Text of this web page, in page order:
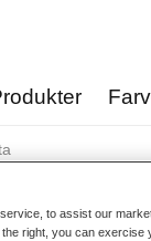
to assist our
right, you can exercise